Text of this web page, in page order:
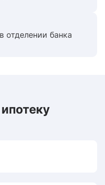
отделении банка